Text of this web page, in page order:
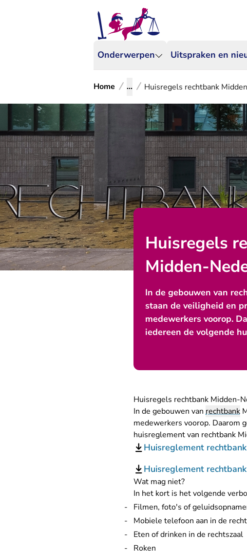
Onderwerpen Uitspraken en
Home ... Huisregels rechtbank
Huisregels
Midden-
In de gebouwen van
staan de veiligheid en
medewerkers voorop.
iedereen de volgende
Huisregels rechtbank Midden-
In de gebouwen van rechtbank
medewerkers voorop. Daarom
huisreglement van rechtbank
Huisreglement
Huisreglement
Wat mag niet?
In het kort is het volgende
Filmen, foto's of
Mobiele telefoon aan in de
Eten of drinken in de rechtszaal
Roken